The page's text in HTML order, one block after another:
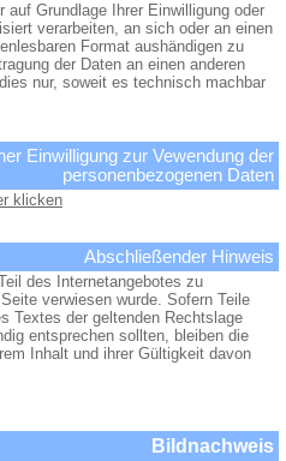
Grundlage Ihrer Einwilligung oder
verarbeiten, an sich oder an einen
Format aushändigen zu
der Daten an einen anderen
nur, soweit es technisch machbar
Einwilligung zur Vewendung der
personenbezogenen Daten
klicken
Abschließender Hinweis
des Internetangebotes zu
verwiesen wurde. Sofern Teile
Textes der geltenden Rechtslage
entsprechen sollten, bleiben die
Inhalt und ihrer Gültigkeit davon
Bildnachweis